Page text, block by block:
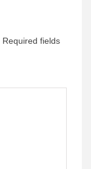
Required fields